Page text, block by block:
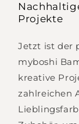
Projekte
Jetzt ist der
myboshi
kreative
zahlreichen